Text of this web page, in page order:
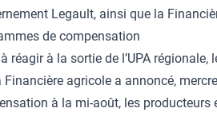
Legault, ainsi que la
de compensation
réagir à la sortie de l’UPA
Financière agricole a annoncé,
à la mi-août, les producteurs